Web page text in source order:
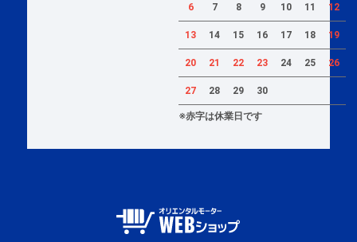
6 7 8 9 10 11 12
13 14 15 16 17 18 19
20 21 22 23 24 25 26
27 28 29 30
※赤字は休業日です